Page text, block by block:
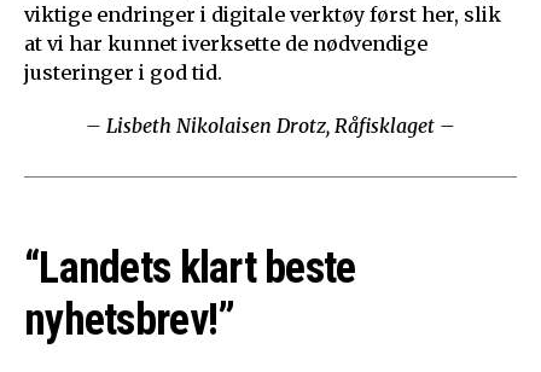
viktige endringer i digitale verktøy først her, slik
at vi har kunnet iverksette de nødvendige
justeringer i god tid.
– Lisbeth Nikolaisen Drotz, Råfisklaget –
“Landets klart beste
nyhetsbrev!”